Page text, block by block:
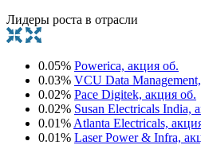
Лидеры роста в отрасли
0.05% Powerica, акция об.
0.03% VCU Data
0.02% Pace Digitek, акция об.
0.02% Susan Electricals India,
0.01% Atlanta Electricals,
0.01% Laser Power & Infra,